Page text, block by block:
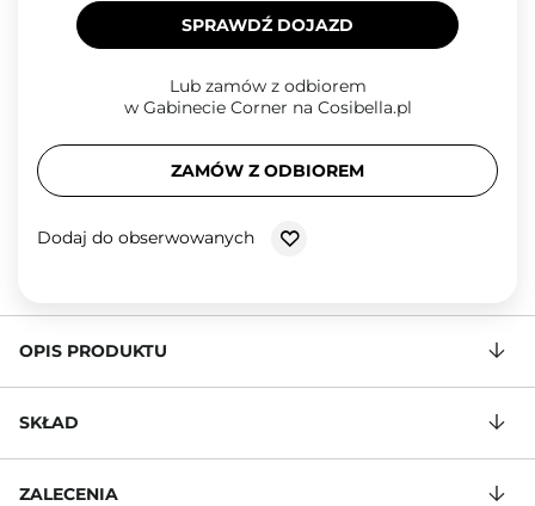
SPRAWDŹ DOJAZD
Lub zamów z odbiorem
w Gabinecie Corner na Cosibella.pl
ZAMÓW Z ODBIOREM
Dodaj do obserwowanych
OPIS PRODUKTU
SKŁAD
ZALECENIA